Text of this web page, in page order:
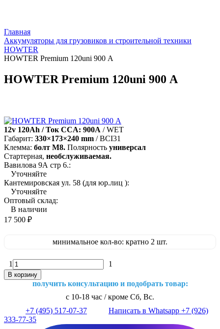
Главная
Аккумуляторы для грузовиков и строительной техники
HOWTER
HOWTER Premium 120uni 900 А
HOWTER Premium 120uni 900 А
12v 120Ah / Ток CCA: 900A / WET
Габарит: 330×173×240 mm / BCI31
Клемма: болт М8. Полярность универсал
Стартерная, необслуживаемая.
Вавилова 9А стр 6.:
Уточняйте
Кантемировская ул. 58 (для юр.лиц ):
Уточняйте
Оптовый склад:
В наличии
17 500 ₽
минимальное кол-во: кратно 2 шт.
1 1
В корзину
получить консультацию и подобрать товар:
с 10-18 час / кроме Сб, Вс.
+7 (495) 517-07-37
Написать в Whatsapp +7 (926)
333-77-35